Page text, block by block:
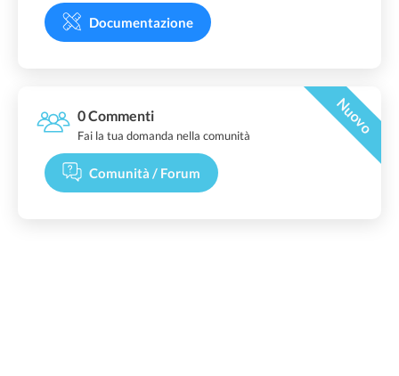
Documentazione
0 Commenti Nuovo
Fai la tua domanda nella comunità
Comunità / Forum